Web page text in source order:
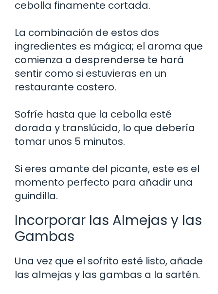
cebolla finamente cortada.
La combinación de estos dos
ingredientes es mágica; el aroma que
comienza a desprenderse te hará
sentir como si estuvieras en un
restaurante costero.
Sofríe hasta que la cebolla esté
dorada y translúcida, lo que debería
tomar unos 5 minutos.
Si eres amante del picante, este es el
momento perfecto para añadir una
guindilla.
Incorporar las Almejas y las
Gambas
Una vez que el sofrito esté listo, añade
las almejas y las gambas a la sartén.